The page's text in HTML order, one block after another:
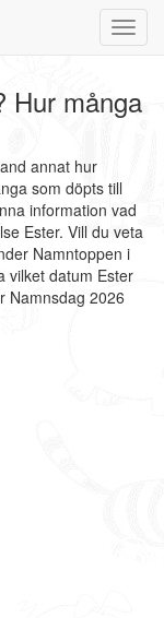
Hur många
annat hur
som döpts till
information vad
Ester. Vill du veta
Namntoppen i
vilket datum Ester
Namnsdag 2026